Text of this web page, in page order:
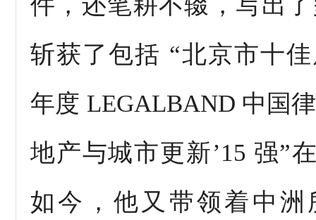
斩获了包括 “北京市十佳
年度 LEGALBAND 中国
地产与城市更新’15 强”
如今，他又带领着中洲